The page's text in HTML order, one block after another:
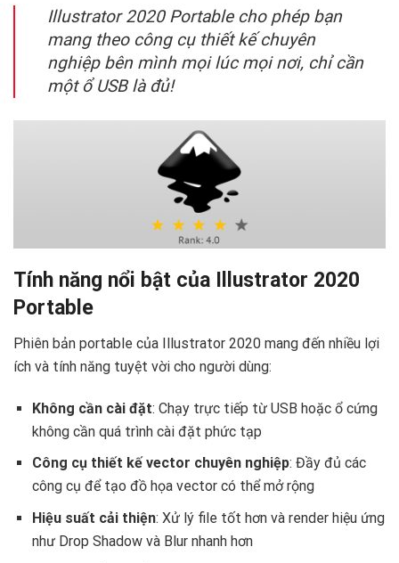
Illustrator 2020 Portable cho phép bạn
mang theo công cụ thiết kế chuyên
nghiệp bên mình mọi lúc mọi nơi, chỉ cần
một ổ USB là đủ!
Tính năng nổi bật của Illustrator 2020
Portable
Phiên bản portable của Illustrator 2020 mang đến nhiều lợi
ích và tính năng tuyệt vời cho người dùng:
Không cần cài đặt: Chạy trực tiếp từ USB hoặc ổ cứng
không cần quá trình cài đặt phức tạp
Công cụ thiết kế vector chuyên nghiệp: Đầy đủ các
công cụ để tạo đồ họa vector có thể mở rộng
Hiệu suất cải thiện: Xử lý file tốt hơn và render hiệu ứng
như Drop Shadow và Blur nhanh hơn